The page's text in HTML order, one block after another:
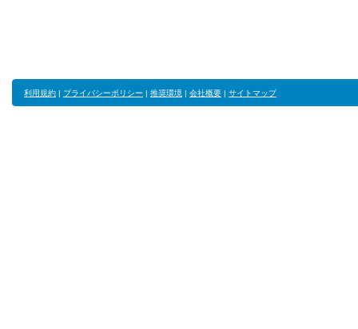
利用規約 | プライバシーポリシー | 推奨環境 | 会社概要 | サイトマップ